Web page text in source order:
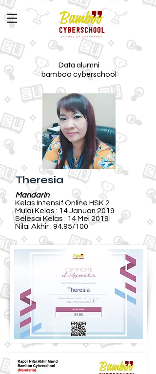
Data alumni
bamboo cyberschool
Theresia
Mandarin
Kelas Intensif Online HSK 2
Mulai Kelas : 14 Januari 2019
Selesai Kelas : 14 Mei 2019
Nilai Akhir : 94.95/100